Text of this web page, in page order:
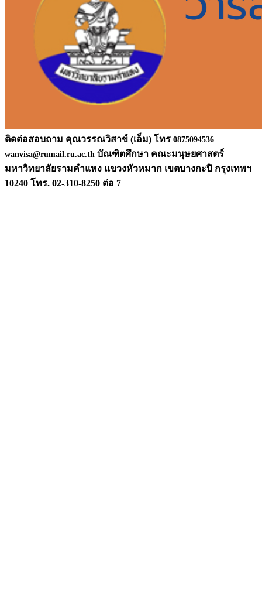
ติดต่อสอบถาม คุณวรรณวิสาข์ (เอ็ม) โทร 0875094536
wanvisa@rumail.ru.ac.th บัณฑิตศึกษา คณะมนุษยศาสตร์
มหาวิทยาลัยรามคำแหง แขวงหัวหมาก เขตบางกะปิ กรุงเทพฯ
10240 โทร. 02-310-8250 ต่อ 7